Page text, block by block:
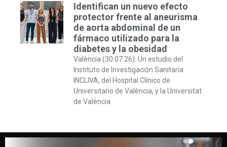
Identifican un nuevo efecto
protector frente al aneurisma
de aorta abdominal de un
fármaco utilizado para la
diabetes y la obesidad
València (30.07.26). Un estudio del
Instituto de Investigación Sanitaria
INCLIVA, del Hospital Clínico de
Universitario de València, y la Universitat
de València